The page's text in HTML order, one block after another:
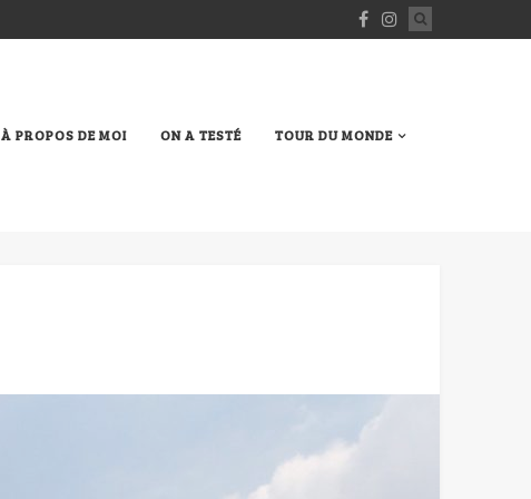
À PROPOS DE MOI ON A TESTÉ TOUR DU MONDE